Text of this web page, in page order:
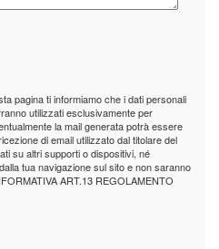
pagina ti informiamo che i dati personali
utilizzati esclusivamente per
la mail generata potrà essere
di email utilizzato dal titolare del
su altri supporti o dispositivi, né
tua navigazione sul sito e non saranno
ART.13 REGOLAMENTO